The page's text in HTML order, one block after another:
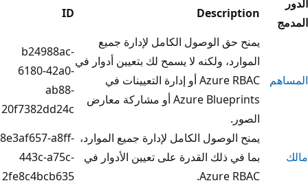
الوصول الكامل لإدارة جميع
ولكنه لا يسمح لك بتعيين أدوار في
Azure RBAC أو إدارة التعيينات في
Azure Blueprints أو مشاركة معارض
b24988ac-
6180-42a0-
ab88-
20f7382dd24c
الكامل لإدارة جميع الموارد،
القدرة على تعيين الأدوار في
8e3af657-a8ff-
443c-a75c-